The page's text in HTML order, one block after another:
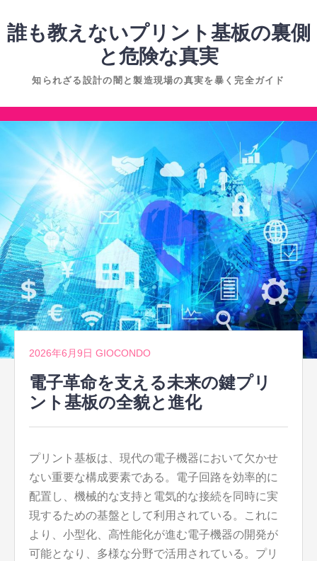
ン
へ
ス
プ
誰も教えないプリント基板の裏側
と危険な真実
知られざる設計の闇と製造現場の真実を暴く完全ガイド
コ
ン
ツ
へ
ス
キ
ッ
プ
2026年6月9日 GIOCONDO
電子革命を支える未来の鍵プリ
ント基板の全貌と進化
プリント基板は、現代の電子機器において欠かせ
ない重要な構成要素である。 電子回路を効率的に
配置し、機械的な支持と電気的な接続を同時に実
現するための基盤として利用されている。これに
より、小型化、高性能化が進む電子機器の開発が
可能となり、多様な分野で活用されている。プリ